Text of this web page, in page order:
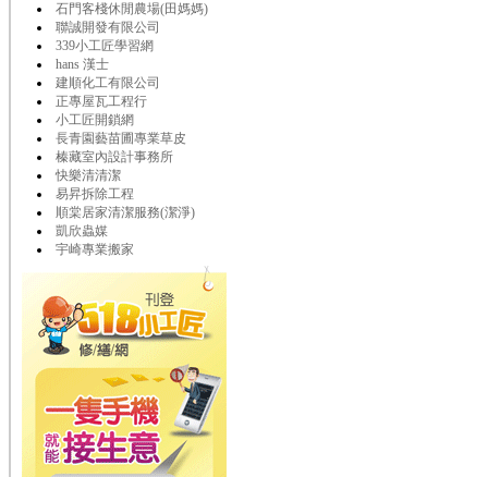
石門客棧休閒農場(田媽媽)
聯誠開發有限公司
339小工匠學習網
hans 漢士
建順化工有限公司
正專屋瓦工程行
小工匠開鎖網
長青園藝苗圃專業草皮
榛藏室內設計事務所
快樂清清潔
易昇拆除工程
順棠居家清潔服務(潔淨)
凱欣蟲媒
宇崎專業搬家